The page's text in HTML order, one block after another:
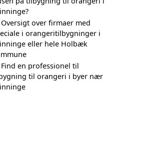
Oversigt over firmaer med
i orangeritilbygninger i
eller hele Holbæk
Find en professionel til
til orangeri i byer nær